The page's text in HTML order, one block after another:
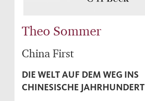
Theo Sommer
China First
DIE WELT AUF DEM WEG INS
CHINESISCHE JAHRHUNDERT